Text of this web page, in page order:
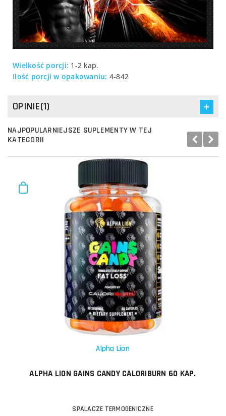
Wielkość porcji: 1-2 kap.
Ilość porcji w opakowaniu: 4-842
OPINIE(1)
NAJPOPULARNIEJSZE SUPLEMENTY W TEJ
KATEGORII
Alpha Lion
ALPHA LION GAINS CANDY CALORIBURN 60 KAP.
SPALACZE TERMOGENICZNE